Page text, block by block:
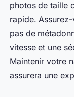
photos de taille
rapide.
pas de
vitesse et une
Maintenir votre
assurera une